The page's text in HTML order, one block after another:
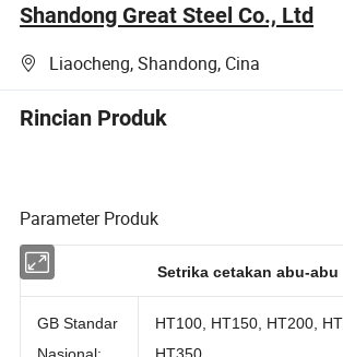
Shandong Great Steel Co., Ltd
Liaocheng, Shandong, Cina
Rincian Produk
Parameter Produk
Setrika cetakan abu-abu
GB Standar
HT100, HT150, HT200,